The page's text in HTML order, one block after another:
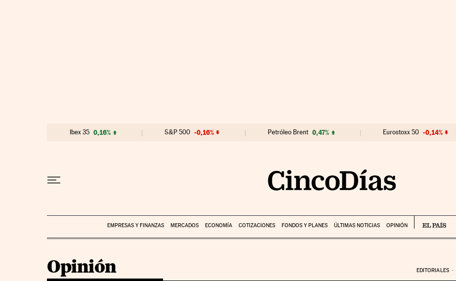
Ibex 35 0,16% S&P 500 -0,16% Petróleo Brent 0,47% Eurostoxx 50 -0,14%
EMPRESAS Y FINANZAS MERCADOS ECONOMÍA COTIZACIONES FONDOS Y PLANES ÚLTIMAS NOTICIAS OPINIÓN
Opinión EDITORIALES